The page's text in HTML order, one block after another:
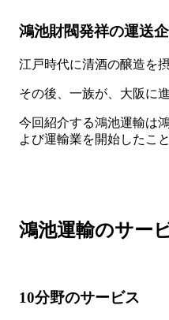
鴻池財閥発祥の運送
江戸時代に清酒の醸造を
その後、一族が、大阪に
今回紹介する鴻池運輸は
よび運輸業を開始したこ
鴻池運輸のサー
10分野のサービス